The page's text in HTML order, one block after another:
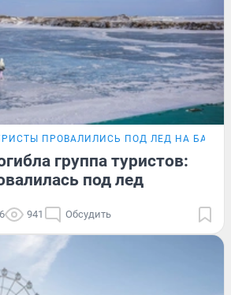
ПРОВАЛИЛИСЬ ПОД ЛЕД НА
группа туристов:
под лед
941 Обсудить